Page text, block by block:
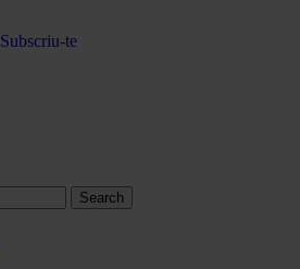
Subscriu-te